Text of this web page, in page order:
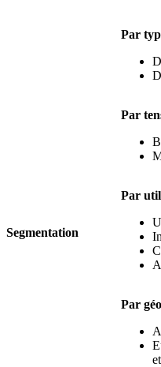
Segmentation
Par
Par
Par
Par